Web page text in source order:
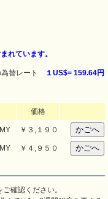
れています。
替レート １US$= 159.64円
価格
￥ ３,１９０
￥ ４,９５０
ご確認ください。